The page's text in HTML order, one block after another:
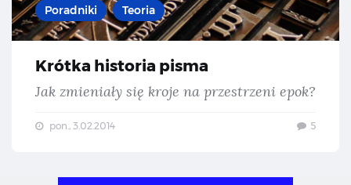
Poradniki Teoria
Krótka historia pisma
Jak zmieniały się kroje na przestrzeni epok?
pon., 3.02.2014 5